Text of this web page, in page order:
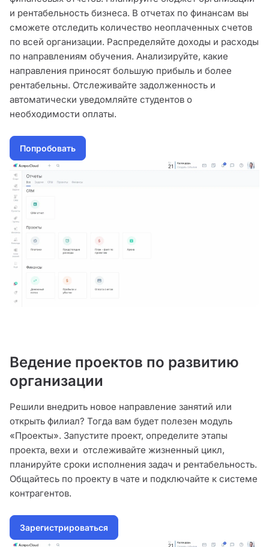
и рентабельность бизнеса. В отчетах по финансам вы
сможете отследить количество неоплаченных счетов
по всей организации. Распределяйте доходы и расходы
по направлениям обучения. Анализируйте, какие
направления приносят большую прибыль и более
рентабельны. Отслеживайте задолженность и
автоматически уведомляйте студентов о
необходимости оплаты.
Попробовать
Ведение проектов по развитию
организации
Решили внедрить новое направление занятий или
открыть филиал? Тогда вам будет полезен модуль
«Проекты». Запустите проект, определите этапы
проекта, вехи и отслеживайте жизненный цикл,
планируйте сроки исполнения задач и рентабельность.
Общайтесь по проекту в чате и подключайте к системе
контрагентов.
Зарегистрироваться